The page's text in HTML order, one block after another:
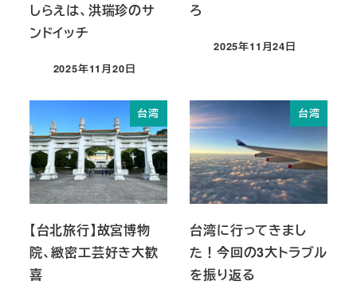
しらえは、洪瑞珍のサ
ンドイッチ
投稿日
2025年11月20日
ろ
投稿日
2025年11月24日
台湾
【台北旅行】故宮博物
院、緻密工芸好き大歓
喜
台湾
台湾に行ってきまし
た！今回の3大トラブル
を振り返る